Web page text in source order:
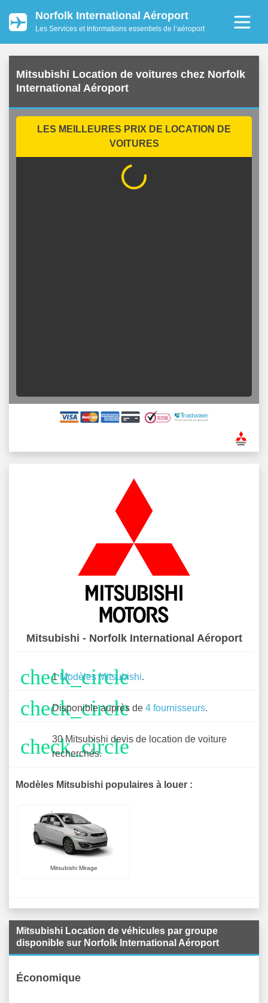
Norfolk International Aéroport
Les Services et Informations essentiels de l’aéroport
Mitsubishi Location de voitures chez Norfolk
International Aéroport
LES MEILLEURES PRIX DE LOCATION DE
VOITURES
...
Mitsubishi - Norfolk International Aéroport
check_circle
1Modèles Mitsubishi.
check_circle
Disponible auprès de 4 fournisseurs.
check_circle
30 Mitsubishi devis de location de voiture
recherchés.
Modèles Mitsubishi populaires à louer :
Mitsubishi Mirage
Mitsubishi Location de véhicules par groupe
disponible sur Norfolk International Aéroport
Économique